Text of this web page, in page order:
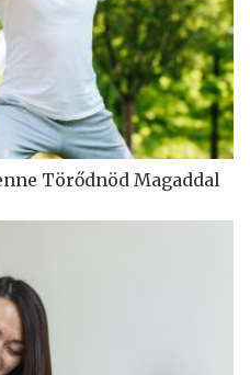
Törődnöd Magaddal